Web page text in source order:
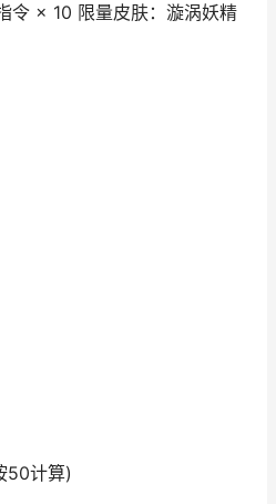
令 × 10 限量皮肤：漩涡妖精
计算)